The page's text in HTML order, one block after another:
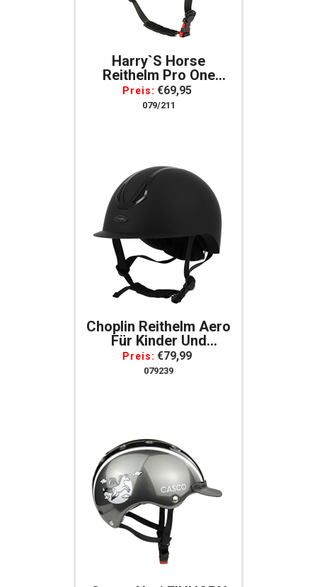
Harry`s Horse
Reithelm Pro One
Schwarz Flock-Samt
Verstellbar Norm VG1
Preis: €69,95
079/211
Choplin Reithelm Aero
Für Kinder Und
Erwachsene Schwarz
Matt
Preis: €79,99
079239